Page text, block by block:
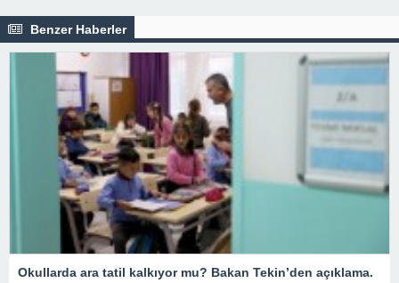
Benzer Haberler
Okullarda ara tatil kalkıyor mu? Bakan Tekin’den açıklama.